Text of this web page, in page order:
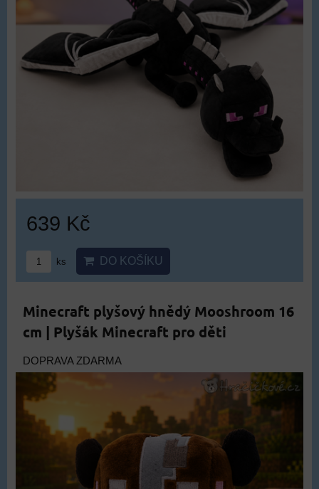
639 Kč
ks DO KOŠÍKU
Minecraft plyšový hnědý Mooshroom 16
cm | Plyšák Minecraft pro děti
DOPRAVA ZDARMA